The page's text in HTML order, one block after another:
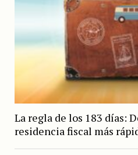
La regla de los 183 días:
residencia fiscal más